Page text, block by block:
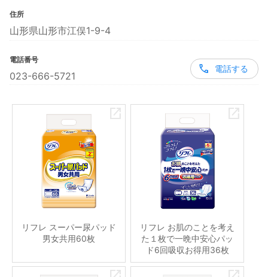
住所
山形県山形市江俣1-9-4
電話番号
023-666-5721
電話する
リフレ スーパー尿パッド
男女共用60枚
リフレ お肌のことを考え
た１枚で一晩中安心パッ
ド6回吸収お得用36枚